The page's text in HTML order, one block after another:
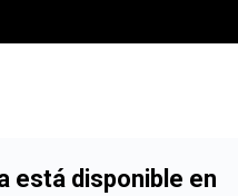
está disponible en